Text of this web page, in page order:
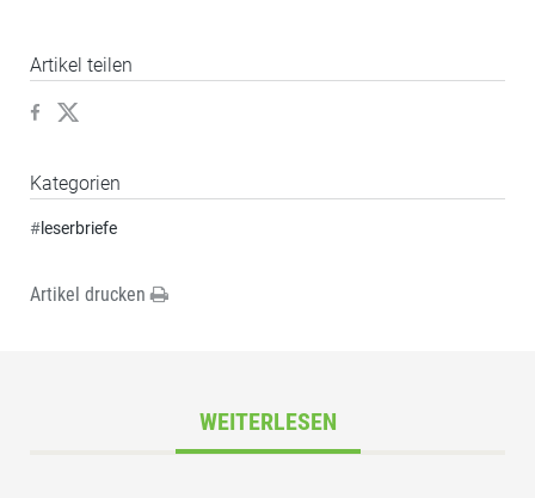
Artikel teilen
Kategorien
#leserbriefe
Artikel drucken
WEITERLESEN